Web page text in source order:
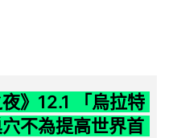
》12.1 「烏拉特
不為提高世界首